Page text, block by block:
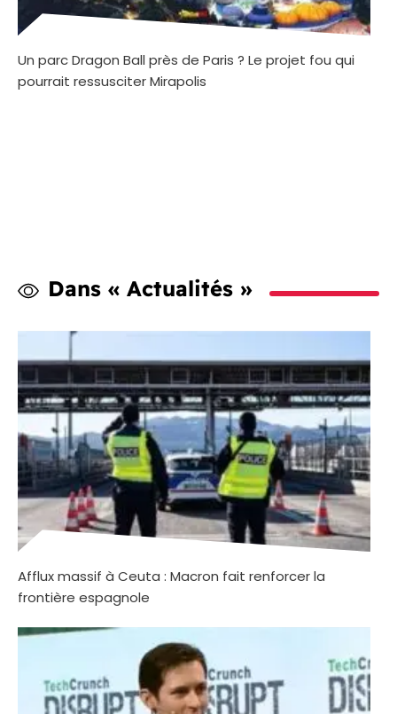
Un parc Dragon Ball près de Paris ? Le projet fou qui
pourrait ressusciter Mirapolis
Dans « Actualités »
Afflux massif à Ceuta : Macron fait renforcer la
frontière espagnole